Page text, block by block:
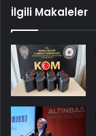
İlgili Makaleler